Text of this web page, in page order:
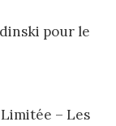
pour le
– Les